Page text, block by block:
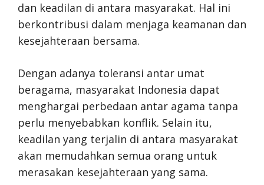
dan keadilan di antara masyarakat. Hal ini
berkontribusi dalam menjaga keamanan dan
kesejahteraan bersama.
Dengan adanya toleransi antar umat
beragama, masyarakat Indonesia dapat
menghargai perbedaan antar agama tanpa
perlu menyebabkan konflik. Selain itu,
keadilan yang terjalin di antara masyarakat
akan memudahkan semua orang untuk
merasakan kesejahteraan yang sama.